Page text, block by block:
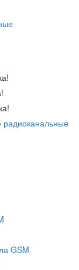
радиоканальные
GSM